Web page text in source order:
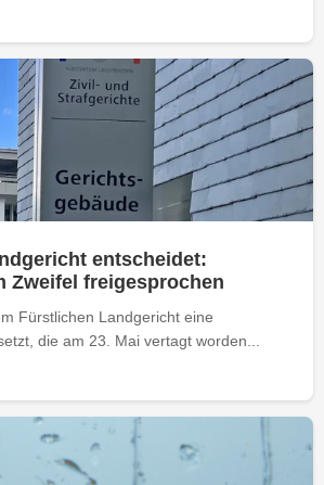
entscheidet:
Zweifel freigesprochen
Fürstlichen Landgericht eine
die am 23. Mai vertagt worden...